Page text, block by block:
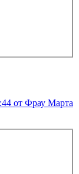
от Фрау Марта